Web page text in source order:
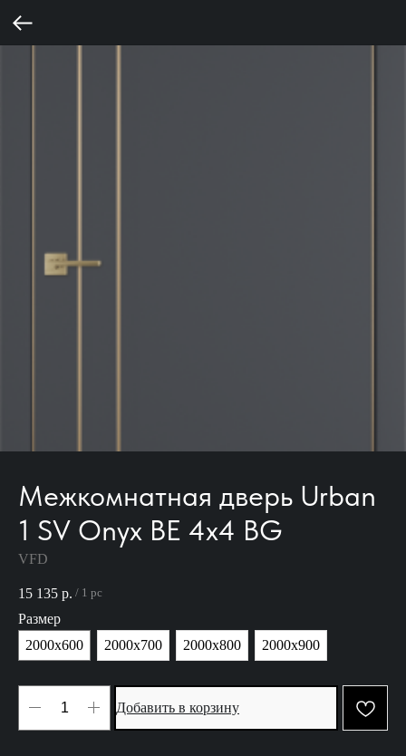
Межкомнатная дверь Urban
1 SV Onyx BE 4х4 BG
VFD
15 135 р. / 1 pc
Размер
2000х600
2000х700 2000х800 2000х900
Добавить в корзину